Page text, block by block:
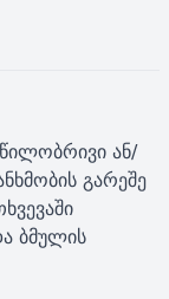
ან/
გარეშე
ბმულის